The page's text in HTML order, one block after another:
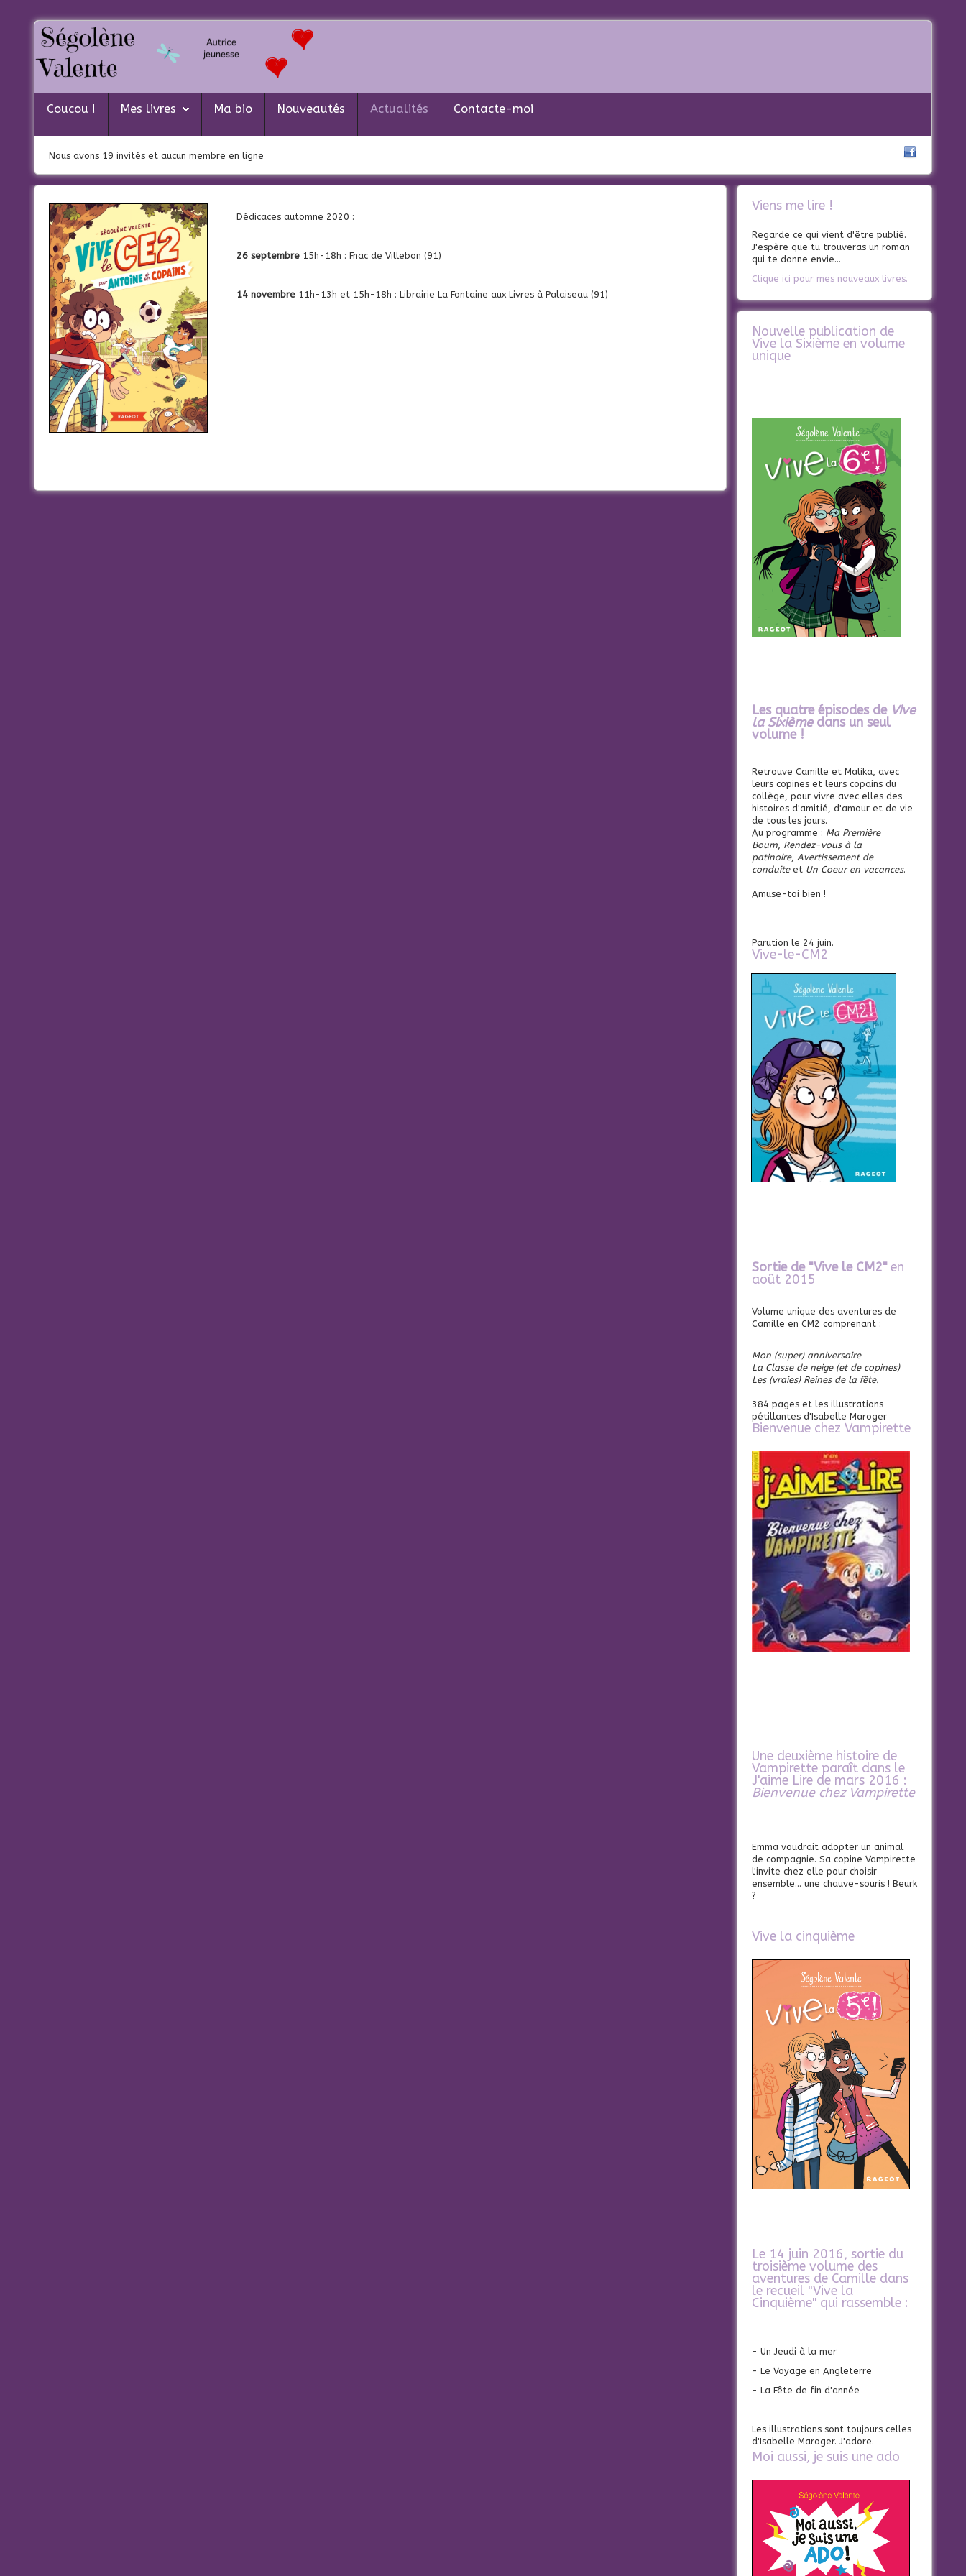
Coucou !
Nouveautés
Actualités
Contacte-moi
Coucou ! Mes livres Ma bio Nouveautés Actualités Contacte-moi
Nous avons 19 invités et aucun membre en ligne
Dédicaces automne 2020 :
26 septembre 15h-18h : Fnac de Villebon (91)
14 novembre 11h-13h et 15h-18h : Librairie La Fontaine aux Livres à Palaiseau (91)
Viens me lire !
Regarde ce qui vient d'être publié.
J'espère que tu trouveras un roman
qui te donne envie...
Clique ici pour mes nouveaux livres.
Nouvelle publication de
Vive la Sixième en volume
unique
Les quatre épisodes de Vive
la Sixièmedans un seul
volume !
Retrouve Camille et Malika, avec
leurs copines et leurs copains du
collège, pour vivre avec elles des
histoires d'amitié, d'amour et de vie
de tous les jours.
Au programme : Ma Première
Boum, Rendez-vous à la
patinoire, Avertissement de
conduiteet Un Coeur en vacances.
Amuse-toi bien !
Parution le 24 juin.
Vive-le-CM2
Sortie de "Vive le CM2"en
août 2015
Volume unique des aventures de
Camille en CM2 comprenant :
Mon (super) anniversaire
La Classe de neige (et de copines)
Les (vraies) Reines de la fête.
384 pages et les illustrations
pétillantes d'Isabelle Maroger
Bienvenue chez Vampirette
Une deuxième histoire de
Vampirette paraît dans le
J'aime Lire de mars 2016 :
Bienvenue chez Vampirette
Emma voudrait adopter un animal
de compagnie. Sa copine Vampirette
l'invite chez elle pour choisir
ensemble... une chauve-souris ! Beurk
?
Vive la cinquième
Le 14 juin 2016, sortie du
troisième volume des
aventures de Camille dans
le recueil "Vive la
Cinquième" qui rassemble :
- Un Jeudi à la mer
- Le Voyage en Angleterre
- La Fête de fin d'année
Les illustrations sont toujours celles
d'Isabelle Maroger. J'adore.
Moi aussi, je suis une ado